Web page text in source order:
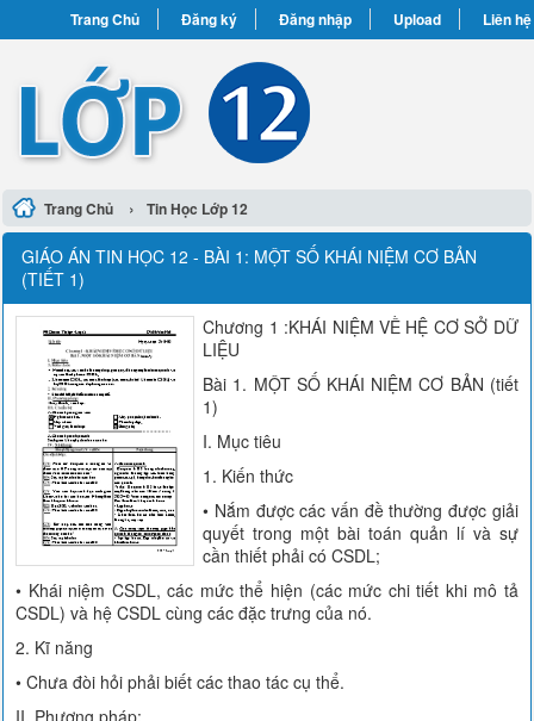
Trang Chủ Đăng ký Đăng nhập Upload Liên hệ
Trang Chủ › Tin Học Lớp 12
GIÁO ÁN TIN HỌC 12 - BÀI 1: MỘT SỐ KHÁI NIỆM CƠ BẢN
(TIẾT 1)
Chương 1 :KHÁI NIỆM VỀ HỆ CƠ SỞ DỮ
LIỆU
Bài 1. MỘT SỐ KHÁI NIỆM CƠ BẢN (tiết
1)
I. Mục tiêu
1. Kiến thức
• Nắm được các vấn đề thường được giải
quyết trong một bài toán quản lí và sự
cần thiết phải có CSDL;
• Khái niệm CSDL, các mức thể hiện (các mức chi tiết khi mô tả
CSDL) và hệ CSDL cùng các đặc trưng của nó.
2. Kĩ năng
• Chưa đòi hỏi phải biết các thao tác cụ thể.
II. Phương pháp: